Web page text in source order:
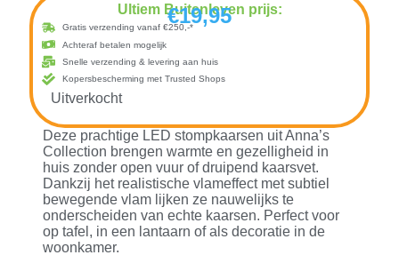
Ultiem Buitenleven prijs:
€19,95
Gratis verzending vanaf €250,-*
Achteraf betalen mogelijk
Snelle verzending & levering aan huis
Kopersbescherming met Trusted Shops
Uitverkocht
Deze prachtige LED stompkaarsen uit Anna’s
Collection brengen warmte en gezelligheid in
huis zonder open vuur of druipend kaarsvet.
Dankzij het realistische vlameffect met subtiel
bewegende vlam lijken ze nauwelijks te
onderscheiden van echte kaarsen. Perfect voor
op tafel, in een lantaarn of als decoratie in de
woonkamer.